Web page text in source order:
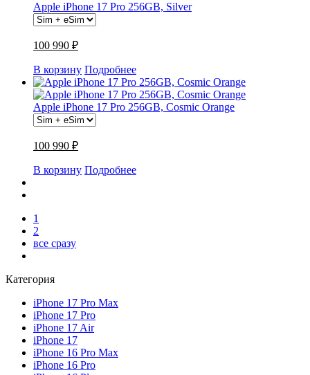
Apple iPhone 17 Pro 256GB, Silver
100 990 ₽
В корзину Подробнее
Apple iPhone 17 Pro 256GB, Cosmic Orange
100 990 ₽
В корзину Подробнее
1
2
все сразу
Категория
iPhone 17 Pro Max
iPhone 17 Pro
iPhone 17 Air
iPhone 17
iPhone 16 Pro Max
iPhone 16 Pro